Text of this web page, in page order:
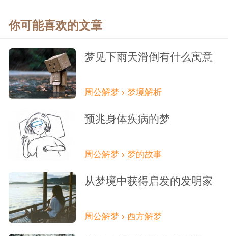
你可能喜欢的文章
梦见下雨天滑倒有什么寓意
周公解梦 › 梦境解析
预兆身体疾病的梦
周公解梦 › 梦的故事
从梦境中获得启发的发明家
周公解梦 › 西方解梦